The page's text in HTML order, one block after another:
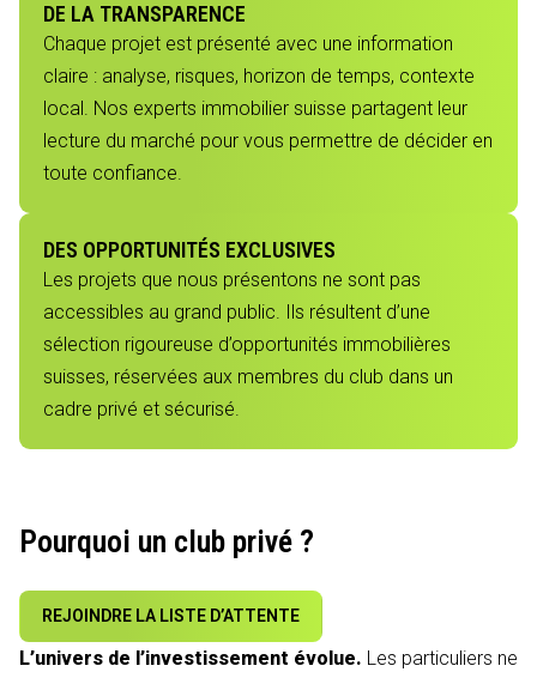
DE LA TRANSPARENCE
Chaque projet est présenté avec une information
claire : analyse, risques, horizon de temps, contexte
local. Nos experts immobilier suisse partagent leur
lecture du marché pour vous permettre de décider en
toute confiance.
DES OPPORTUNITÉS EXCLUSIVES
Les projets que nous présentons ne sont pas
accessibles au grand public. Ils résultent d’une
sélection rigoureuse d’opportunités immobilières
suisses, réservées aux membres du club dans un
cadre privé et sécurisé.
Pourquoi un club privé ?
REJOINDRE LA LISTE D’ATTENTE
L’univers de l’investissement évolue. Les particuliers ne